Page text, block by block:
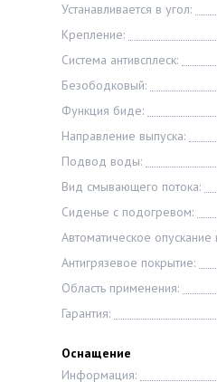
Устанавливается в угол:
Крепление:
Система антивсплеск:
Безободковый:
Функция биде:
Направление выпуска:
Подвод воды:
Вид смывающего потока:
Сиденье с подогревом:
Автоматическое
Антигрязевое покрытие:
Область применения:
Гарантия:
Оснащение
Информация: